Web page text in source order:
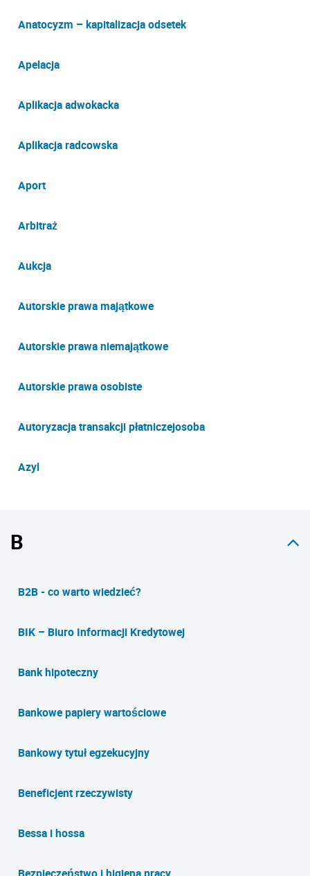
Anatocyzm – kapitalizacja odsetek
Apelacja
Aplikacja adwokacka
Aplikacja radcowska
Aport
Arbitraż
Aukcja
Autorskie prawa majątkowe
Autorskie prawa niemajątkowe
Autorskie prawa osobiste
Autoryzacja transakcji płatniczejosoba
Azyl
B
B2B - co warto wiedzieć?
BIK – Biuro Informacji Kredytowej
Bank hipoteczny
Bankowe papiery wartościowe
Bankowy tytuł egzekucyjny
Beneficjent rzeczywisty
Bessa i hossa